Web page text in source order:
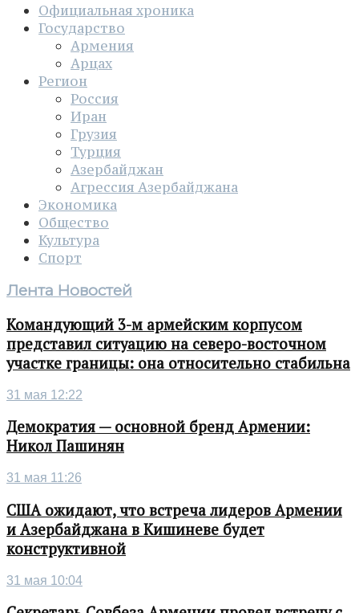
Официальная хроника
Государство
Армения
Арцах
Регион
Россия
Иран
Грузия
Турция
Азербайджан
Агрессия Азербайджана
Экономика
Общество
Культура
Спорт
Лента Новостей
Командующий 3-м армейским корпусом
представил ситуацию на северо-восточном
участке границы: она относительно стабильна
31 мая 12:22
Демократия — основной бренд Армении:
Никол Пашинян
31 мая 11:26
США ожидают, что встреча лидеров Армении
и Азербайджана в Кишиневе будет
конструктивной
31 мая 10:04